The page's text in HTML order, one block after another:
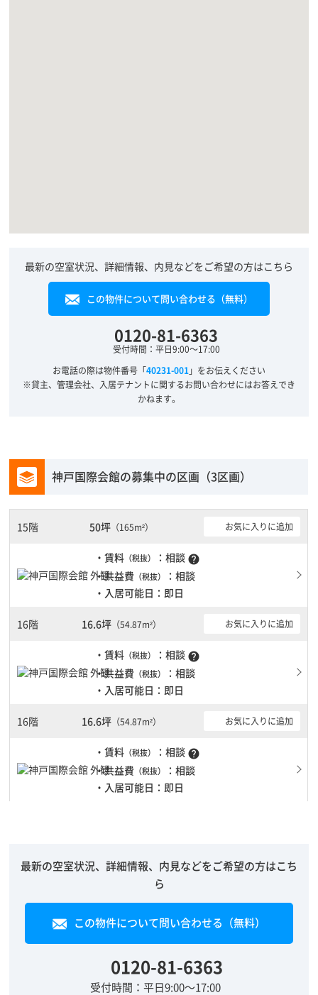
最新の空室状況、詳細情報、内見などをご希望の方はこちら
この物件について問い合わせる（無料）
0120-81-6363
受付時間：平日9:00～17:00
お電話の際は物件番号「40231-001」をお伝えください
※貸主、管理会社、入居テナントに関するお問い合わせにはお答えでき
かねます。
神戸国際会館の募集中の区画（3区画）
15階 50坪（165m²） お気に入りに追加
・賃料 （税抜） ：相談 help
・共益費 （税抜）
：相談
・入居可能日：即日
16階 16.6坪（54.87m²） お気に入りに追加
・賃料 （税抜） ：相談 help
・共益費 （税抜）
：相談
・入居可能日：即日
16階 16.6坪（54.87m²） お気に入りに追加
・賃料 （税抜） ：相談 help
・共益費 （税抜）
：相談
・入居可能日：即日
最新の空室状況、詳細情報、内見などをご希望の方はこち
ら
この物件について問い合わせる（無料）
0120-81-6363
受付時間：平日9:00～17:00